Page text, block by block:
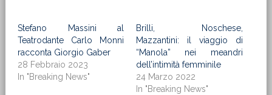
Stefano Massini al
Teatrodante Carlo Monni
racconta Giorgio Gaber
28 Febbraio 2023
In "Breaking News"
Brilli, Noschese,
Mazzantini: il viaggio di
“Manola” nei meandri
dell’intimità femminile
24 Marzo 2022
In "Breaking News"